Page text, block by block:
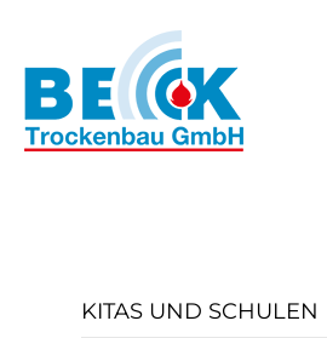
KITAS UND SCHULEN